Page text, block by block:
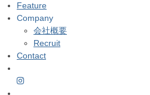
Feature
Company
会社概要
Recruit
Contact